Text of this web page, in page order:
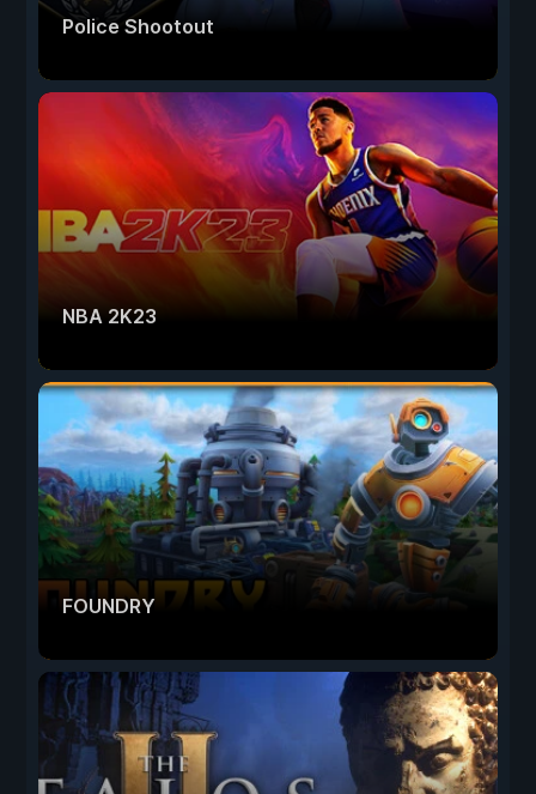
Police Shootout
NBA 2K23
FOUNDRY